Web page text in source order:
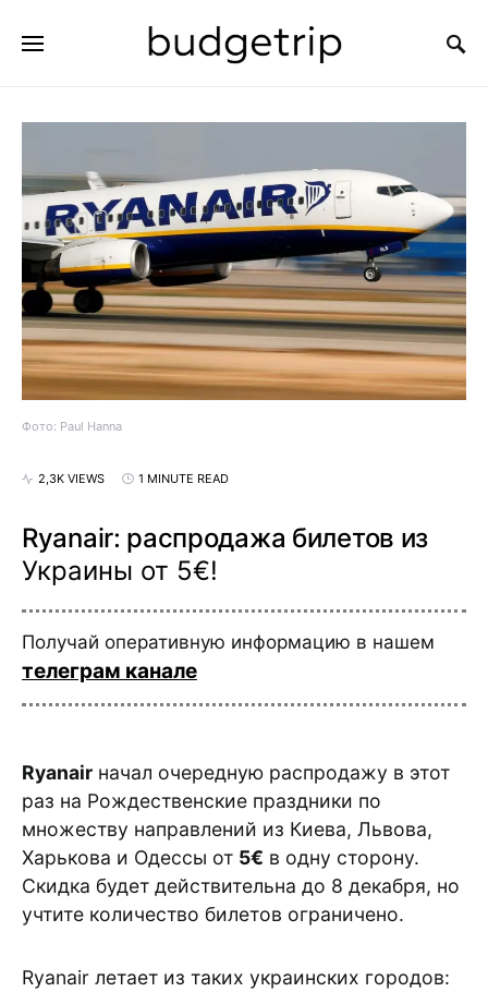
Фото: Paul Hanna
2,3K VIEWS 1 MINUTE READ
Ryanair: распродажа билетов из
Украины от 5€!
Получай оперативную информацию в нашем
телеграм канале
Ryanair начал очередную распродажу в этот
раз на Рождественские праздники по
множеству направлений из Киева, Львова,
Харькова и Одессы от 5€ в одну сторону.
Скидка будет действительна до 8 декабря, но
учтите количество билетов ограничено.
Ryanair летает из таких украинских городов: